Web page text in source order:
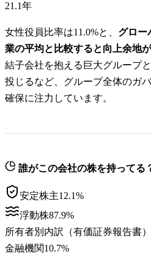
21.1年
女性役員比率は11.0%と、 グロー
業の平均と比較すると向上余地
結子会社を抱える巨大グループ
投じるなど、グループ全体のガ
確保に注力しています。
誰がこの会社の株を持ってる
安定株主12.1%
浮動株87.9%
所有者別内訳（有価証券報告書）
金融機関10.7%